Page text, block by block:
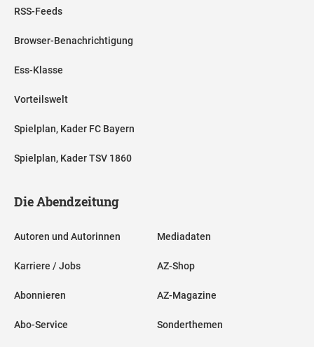
RSS-Feeds
Browser-Benachrichtigung
Ess-Klasse
Vorteilswelt
Spielplan, Kader FC Bayern
Spielplan, Kader TSV 1860
Die Abendzeitung
Autoren und Autorinnen
Karriere / Jobs
Abonnieren
Abo-Service
Mediadaten
AZ-Shop
AZ-Magazine
Sonderthemen